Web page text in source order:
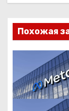
ц
и
п
о
Похожая